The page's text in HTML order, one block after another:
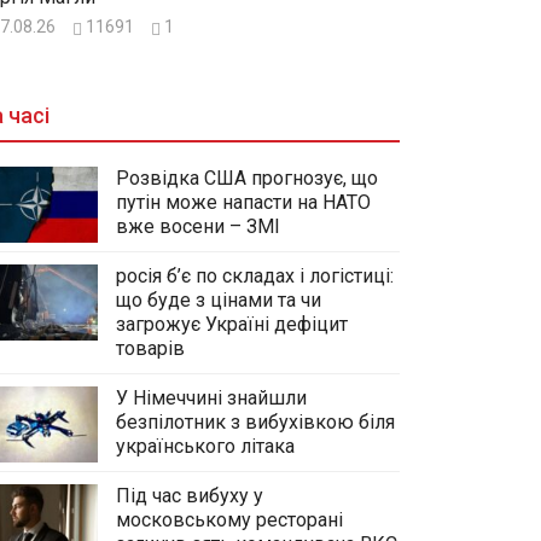
11691 1
часі
Розвідка США прогнозує, що
путін може напасти на НАТО
вже восени – ЗМІ
росія б’є по складах і логістиці:
що буде з цінами та чи
загрожує Україні дефіцит
товарів
У Німеччині знайшли
безпілотник з вибухівкою біля
українського літака
Під час вибуху у
московському ресторані